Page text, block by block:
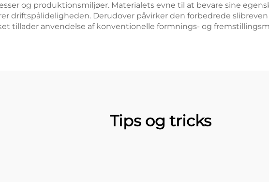
og produktionsmiljøer. Materialets evne til at bevare sine
driftspålideligheden. Derudover påvirker den forbedrede
tillader anvendelse af konventionelle formnings- og
Tips og tricks